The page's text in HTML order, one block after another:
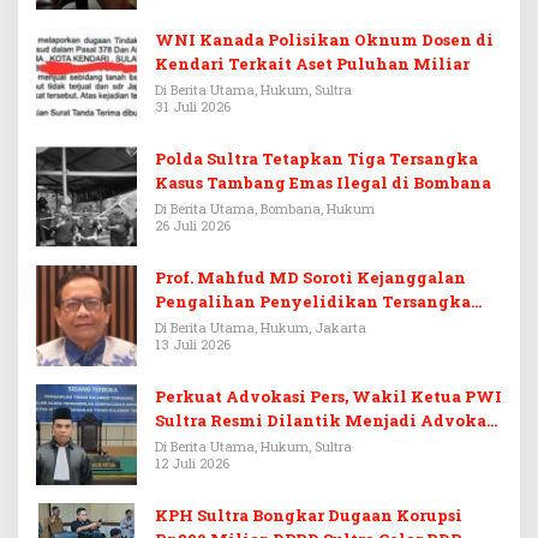
WNI Kanada Polisikan Oknum Dosen di
Kendari Terkait Aset Puluhan Miliar
Di Berita Utama, Hukum, Sultra
31 Juli 2026
Polda Sultra Tetapkan Tiga Tersangka
Kasus Tambang Emas Ilegal di Bombana
Di Berita Utama, Bombana, Hukum
26 Juli 2026
Prof. Mahfud MD Soroti Kejanggalan
Pengalihan Penyelidikan Tersangka
Febrie Adriansyah
Di Berita Utama, Hukum, Jakarta
13 Juli 2026
Perkuat Advokasi Pers, Wakil Ketua PWI
Sultra Resmi Dilantik Menjadi Advokat
PERADI
Di Berita Utama, Hukum, Sultra
12 Juli 2026
KPH Sultra Bongkar Dugaan Korupsi